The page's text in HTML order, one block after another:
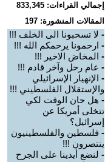
إجمالي القراءات: 833,345
المقالات المنشورة: 197
- لا تسحبونا الى الخلف !!!
- ارحمونا يرحمكم الله !!!
- المخاض الاخير !!!
- عام رحل وآخر قادم !!!
- الإنهيار الإسرائيلي
والإستقلال الفلسطيني !!!
- هل حان الوقت لكي
تتخلى أمريكا عن
إسرائيل؟
- فلسطين والفلسطينيون
ينتصرون !!!
- لنضع أيدينا على الجرح